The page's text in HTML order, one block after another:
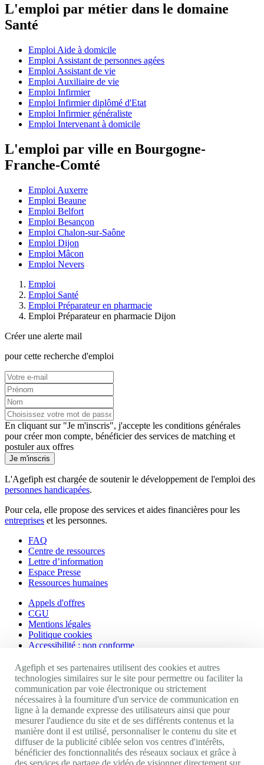
L'emploi par métier dans le domaine
Santé
Emploi Aide à domicile
Emploi Assistant de personnes agées
Emploi Assistant de vie
Emploi Auxiliaire de vie
Emploi Infirmier
Emploi Infirmier diplômé d'Etat
Emploi Infirmier généraliste
Emploi Intervenant à domicile
L'emploi par ville en Bourgogne-
Franche-Comté
Emploi Auxerre
Emploi Beaune
Emploi Belfort
Emploi Besançon
Emploi Chalon-sur-Saône
Emploi Dijon
Emploi Mâcon
Emploi Nevers
Emploi
Emploi Santé
Emploi Préparateur en pharmacie
Emploi Préparateur en pharmacie Dijon
Créer une alerte mail
pour cette recherche d'emploi
En cliquant sur "Je m'inscris", j'accepte les conditions générales
pour créer mon compte, bénéficier des services de matching et
postuler aux offres
Je m'inscris
L'Agefiph est chargée de soutenir le développement de l'emploi des
personnes handicapées.
Pour cela, elle propose des services et aides financières pour les
entreprises et les personnes.
FAQ
Centre de ressources
Lettre d’information
Espace Presse
Ressources humaines
Appels d'offres
CGU
Mentions légales
Politique cookies
Accessibilité : non conforme
Nos autres sites
Site portail Agefiph
Activateur de progrès
Handinnov
Innovation et recherche
Université du RRH
Service AppuiPro
Agefiph et ses partenaires utilisent des cookies et autres
technologies similaires sur le site pour permettre ou faciliter la
communication par voie électronique ou strictement
nécessaires à la fourniture d'un service de communication en
ligne à la demande expresse des utilisateurs ainsi que pour
mesurer l'audience du site et de ses différents contenus et la
manière dont il est utilisé, personnaliser le contenu du site et
diffuser de la publicité ciblée selon vos centres d'intérêts,
bénéficier des fonctionnalités des réseaux sociaux et grâce à
des services de partage de vidéo de visionner directement sur